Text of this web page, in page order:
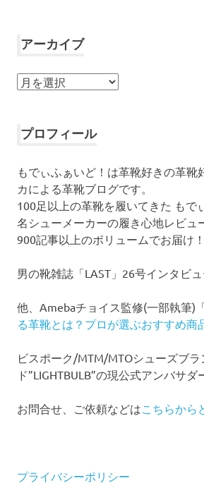
アーカイブ
ア
イ
プロフィール
もでぃふぁいど！は革靴好きの革靴
カによる革靴ブログです。
100足以上の革靴を履いてきた もで
名シューメーカーの履き心地レビュ
900記事以上のボリュームでお届け！
男の靴雑誌「LAST」26号インタビュ
他、Amebaチョイス監修(一部執筆)
る革靴とは？プロが選ぶおすすめ商
ビスポーク/MTM/MTOシューズブラ
ド”LIGHTBULB”の現公式アンバサダ
お問合せ、ご依頼などは こちらから
プライバシーポリシー